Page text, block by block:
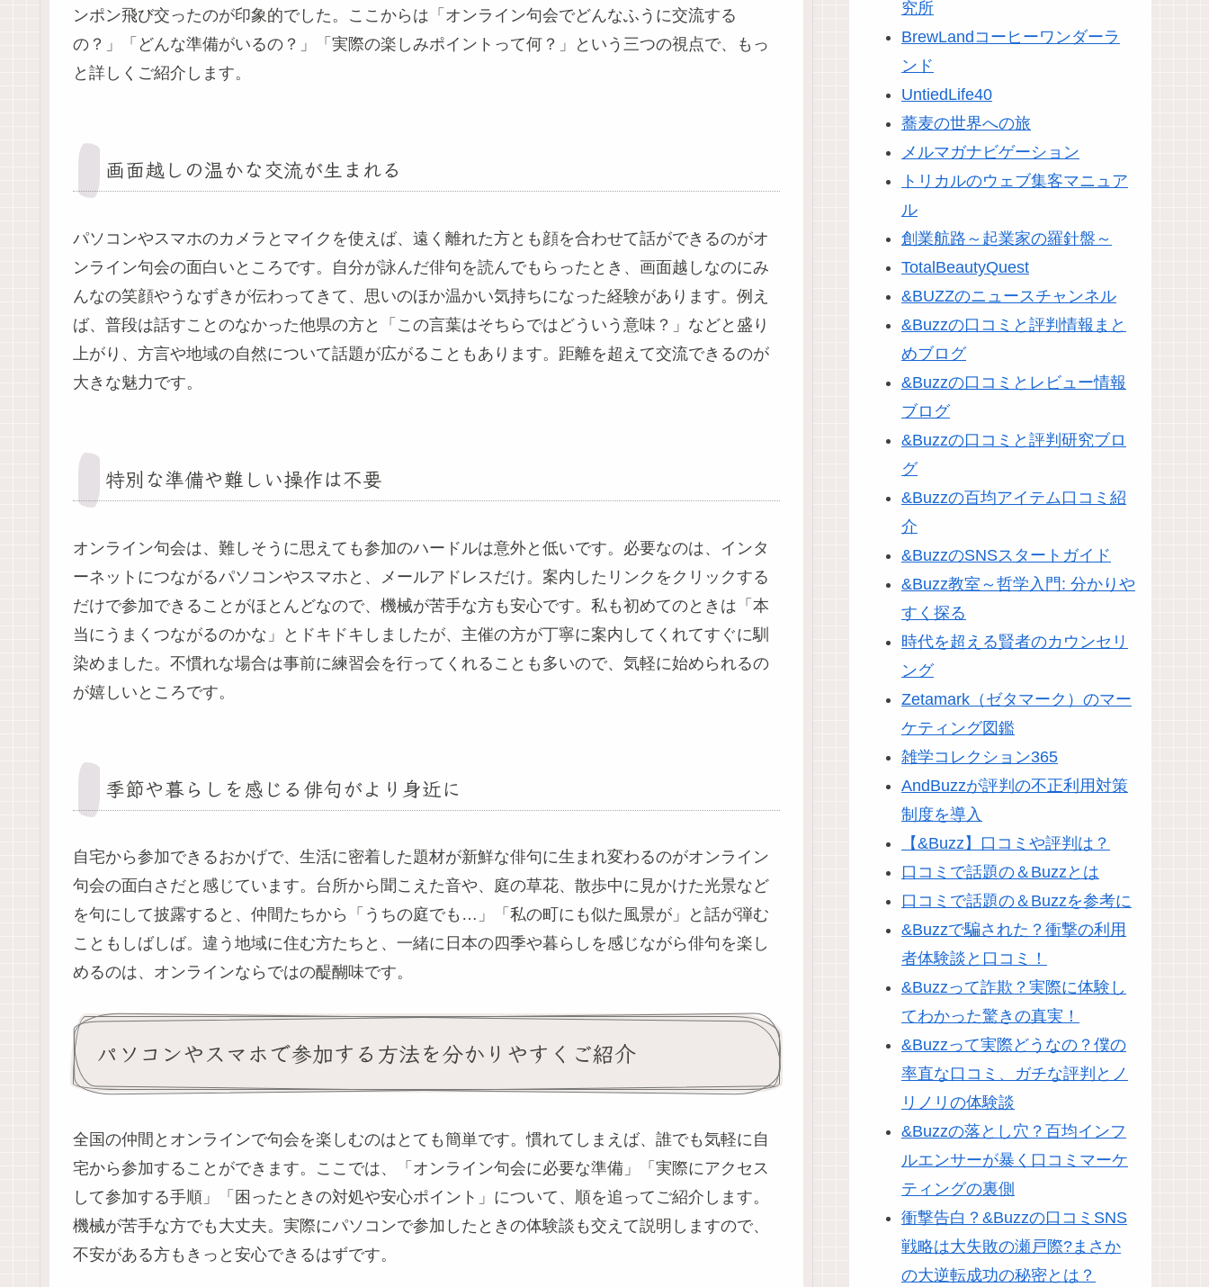
ンポン飛び交ったのが印象的でした。ここからは「オンライン句会でどんなふうに交流する
の？」「どんな準備がいるの？」「実際の楽しみポイントって何？」という三つの視点で、もっ
と詳しくご紹介します。
画面越しの温かな交流が生まれる
パソコンやスマホのカメラとマイクを使えば、遠く離れた方とも顔を合わせて話ができるのがオ
ンライン句会の面白いところです。自分が詠んだ俳句を読んでもらったとき、画面越しなのにみ
んなの笑顔やうなずきが伝わってきて、思いのほか温かい気持ちになった経験があります。例え
ば、普段は話すことのなかった他県の方と「この言葉はそちらではどういう意味？」などと盛り
上がり、方言や地域の自然について話題が広がることもあります。距離を超えて交流できるのが
大きな魅力です。
特別な準備や難しい操作は不要
オンライン句会は、難しそうに思えても参加のハードルは意外と低いです。必要なのは、インタ
ーネットにつながるパソコンやスマホと、メールアドレスだけ。案内したリンクをクリックする
だけで参加できることがほとんどなので、機械が苦手な方も安心です。私も初めてのときは「本
当にうまくつながるのかな」とドキドキしましたが、主催の方が丁寧に案内してくれてすぐに馴
染めました。不慣れな場合は事前に練習会を行ってくれることも多いので、気軽に始められるの
が嬉しいところです。
季節や暮らしを感じる俳句がより身近に
自宅から参加できるおかげで、生活に密着した題材が新鮮な俳句に生まれ変わるのがオンライン
句会の面白さだと感じています。台所から聞こえた音や、庭の草花、散歩中に見かけた光景など
を句にして披露すると、仲間たちから「うちの庭でも…」「私の町にも似た風景が」と話が弾む
こともしばしば。違う地域に住む方たちと、一緒に日本の四季や暮らしを感じながら俳句を楽し
めるのは、オンラインならではの醍醐味です。
パソコンやスマホで参加する方法を分かりやすくご紹介
全国の仲間とオンラインで句会を楽しむのはとても簡単です。慣れてしまえば、誰でも気軽に自
宅から参加することができます。ここでは、「オンライン句会に必要な準備」「実際にアクセス
して参加する手順」「困ったときの対処や安心ポイント」について、順を追ってご紹介します。
機械が苦手な方でも大丈夫。実際にパソコンで参加したときの体験談も交えて説明しますので、
不安がある方もきっと安心できるはずです。
究所
BrewLandコーヒーワンダーラ
ンド
UntiedLife40
蕎麦の世界への旅
メルマガナビゲーション
トリカルのウェブ集客マニュア
ル
創業航路～起業家の羅針盤～
TotalBeautyQuest
&BUZZのニュースチャンネル
&Buzzの口コミと評判情報まと
めブログ
&Buzzの口コミとレビュー情報
ブログ
&Buzzの口コミと評判研究ブロ
グ
&Buzzの百均アイテム口コミ紹
介
&BuzzのSNSスタートガイド
&Buzz教室～哲学入門: 分かりや
すく探る
時代を超える賢者のカウンセリ
ング
Zetamark（ゼタマーク）のマー
ケティング図鑑
雑学コレクション365
AndBuzzが評判の不正利用対策
制度を導入
【&Buzz】口コミや評判は？
口コミで話題の＆Buzzとは
口コミで話題の＆Buzzを参考に
&Buzzで騙された？衝撃の利用
者体験談と口コミ！
&Buzzって詐欺？実際に体験し
てわかった驚きの真実！
&Buzzって実際どうなの？僕の
率直な口コミ、ガチな評判とノ
リノリの体験談
&Buzzの落とし穴？百均インフ
ルエンサーが暴く口コミマーケ
ティングの裏側
衝撃告白？&Buzzの口コミSNS
戦略は大失敗の瀬戸際?まさか
の大逆転成功の秘密とは？